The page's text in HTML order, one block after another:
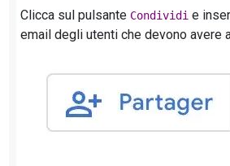
Clicca sul pulsante Condividi e
email degli utenti che devono avere